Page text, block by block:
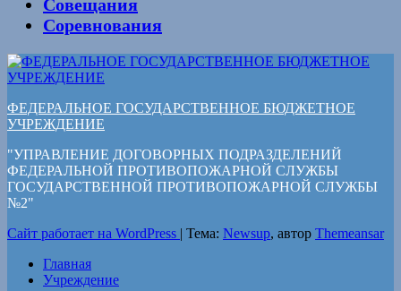
Совещания
Соревнования
ФЕДЕРАЛЬНОЕ ГОСУДАРСТВЕННОЕ БЮДЖЕТНОЕ
УЧРЕЖДЕНИЕ
"УПРАВЛЕНИЕ ДОГОВОРНЫХ ПОДРАЗДЕЛЕНИЙ
ФЕДЕРАЛЬНОЙ ПРОТИВОПОЖАРНОЙ СЛУЖБЫ
ГОСУДАРСТВЕННОЙ ПРОТИВОПОЖАРНОЙ СЛУЖБЫ
№2"
Сайт работает на WordPress | Тема: Newsup, автор Themeansar
Главная
Учреждение